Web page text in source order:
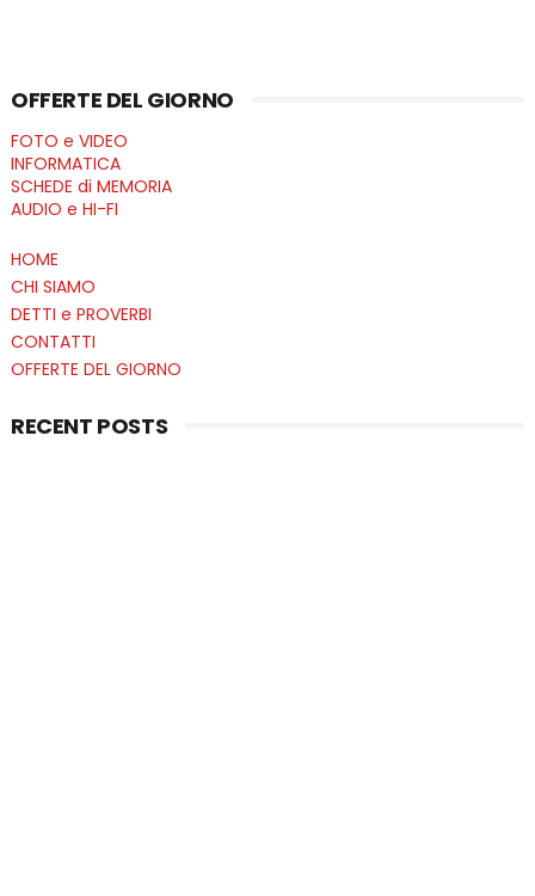
OFFERTE DEL GIORNO
FOTO e VIDEO
INFORMATICA
SCHEDE di MEMORIA
AUDIO e HI-FI
HOME
CHI SIAMO
DETTI e PROVERBI
CONTATTI
OFFERTE DEL GIORNO
RECENT POSTS